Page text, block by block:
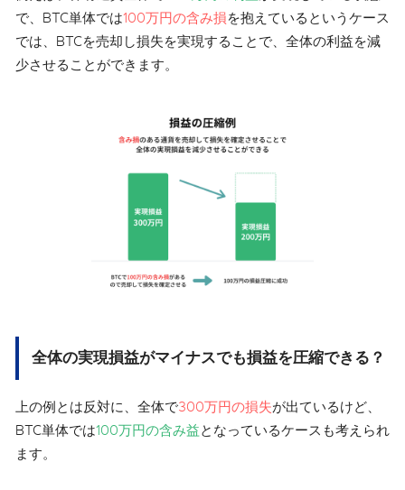
で、BTC単体では100万円の含み損を抱えているというケース
では、BTCを売却し損失を実現することで、全体の利益を減
少させることができます。
全体の実現損益がマイナスでも損益を圧縮できる？
上の例とは反対に、全体で300万円の損失が出ているけど、
BTC単体では100万円の含み益となっているケースも考えられ
ます。